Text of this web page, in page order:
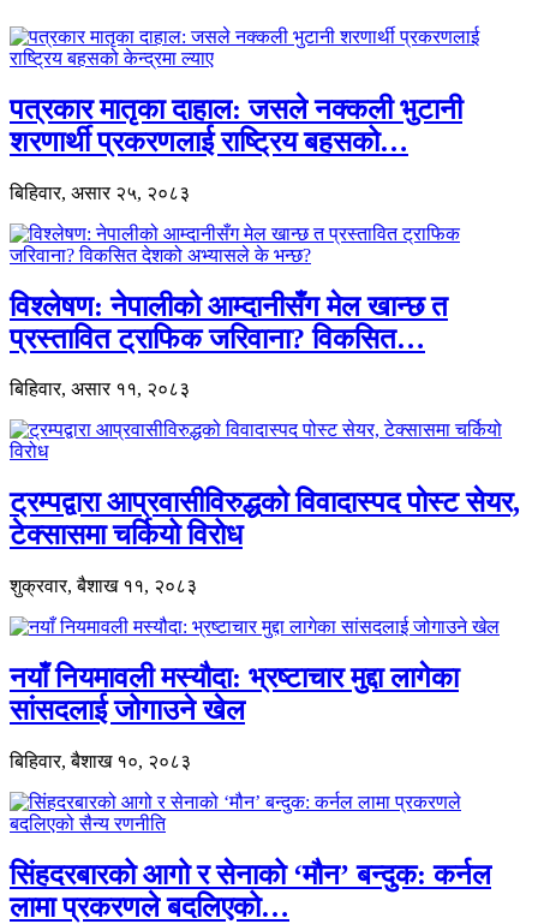
पत्रकार मातृका दाहाल: जसले नक्कली भुटानी
शरणार्थी प्रकरणलाई राष्ट्रिय बहसको…
बिहिवार, असार २५, २०८३
विश्लेषण: नेपालीको आम्दानीसँग मेल खान्छ त
प्रस्तावित ट्राफिक जरिवाना? विकसित…
बिहिवार, असार ११, २०८३
ट्रम्पद्वारा आप्रवासीविरुद्धको विवादास्पद पोस्ट सेयर,
टेक्सासमा चर्कियो विरोध
शुक्रवार, बैशाख ११, २०८३
नयाँ नियमावली मस्यौदा: भ्रष्टाचार मुद्दा लागेका
सांसदलाई जोगाउने खेल
बिहिवार, बैशाख १०, २०८३
सिंहदरबारको आगो र सेनाको ‘मौन’ बन्दुक: कर्नल
लामा प्रकरणले बदलिएको…